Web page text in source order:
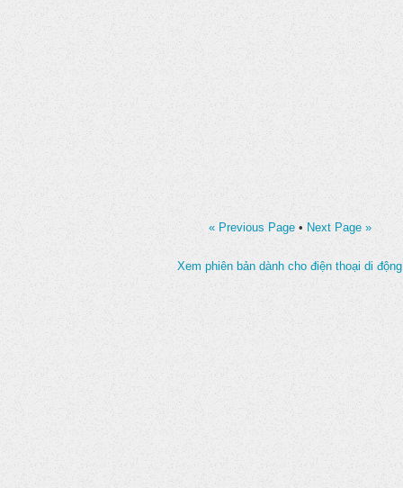
« Previous Page •Next Page »
Xem phiên bản dành cho điện thoại di động